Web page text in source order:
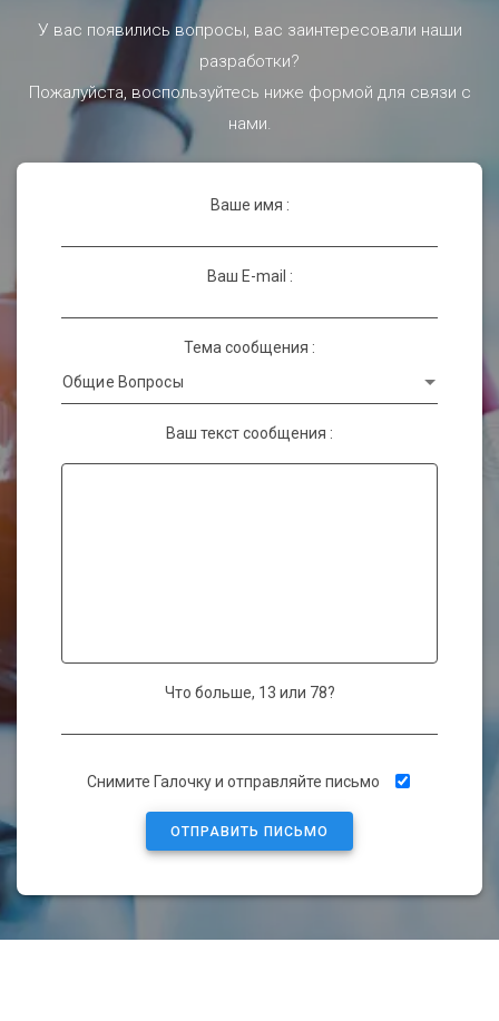
У вас появились вопросы, вас заинтересовали наши
разработки?
Пожалуйста, воспользуйтесь ниже формой для связи с
нами.
Ваше имя :
Ваш E-mail :
Тема сообщения :
Ваш текст сообщения :
Что больше, 13 или 78?
Снимите Галочку и отправляйте письмо